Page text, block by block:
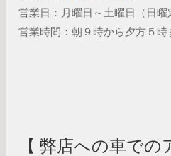
営業日：月曜日～土曜日（
営業時間：朝９時から夕方５時
【 弊店への車で